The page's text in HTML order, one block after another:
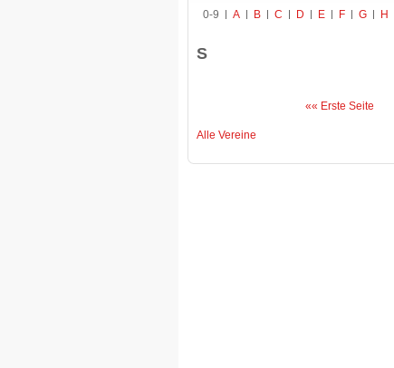
0-9 A B C D E F G H
S
«« Erste Seite
Alle Vereine